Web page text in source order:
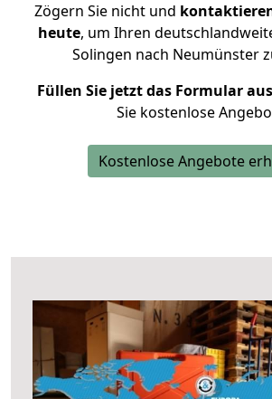
Zögern Sie nicht und
heute, um Ihren
Solingen nach Neumünster
Füllen Sie jetzt das Formular aus
Sie kostenlose
Kostenlose Angebote